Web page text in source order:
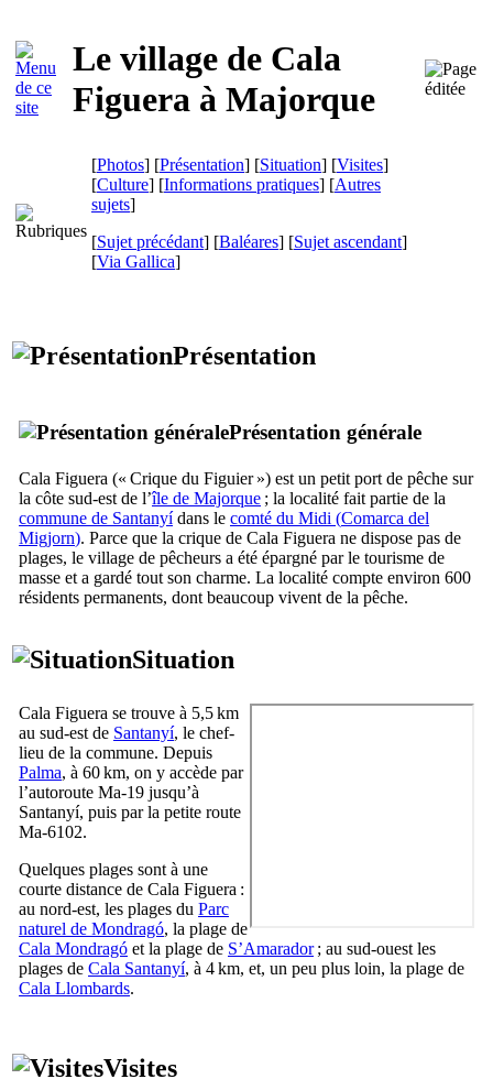
Le village de Cala
Figuera à Majorque
[Photos] [Présentation] [Situation] [Visites]
[Culture] [Informations pratiques] [Autres
sujets]
[Sujet précédant] [Baléares] [Sujet ascendant]
[Via Gallica]
Présentation
Présentation générale
Cala Figuera (« Crique du Figuier ») est un petit port de pêche sur
la côte sud-est de l’île de Majorque ; la localité fait partie de la
commune de Santanyídans le comté du Midi (Comarca del
Migjorn). Parce que la crique de Cala Figuera ne dispose pas de
plages, le village de pêcheurs a été épargné par le tourisme de
masse et a gardé tout son charme. La localité compte environ 600
résidents permanents, dont beaucoup vivent de la pêche.
Situation
Cala Figuera se trouve à 5,5 km
au sud-est de Santanyí, le chef-
lieu de la commune. Depuis
Palma, à 60 km, on y accède par
l’autoroute Ma-19 jusqu’à
Santanyí, puis par la petite route
Ma-6102.
Quelques plages sont à une
courte distance de Cala Figuera :
au nord-est, les plages du Parc
naturel de Mondragó, la plage de
Cala Mondragó et la plage de S’Amarador; au sud-ouest les
plages de Cala Santanyí, à 4 km, et, un peu plus loin, la plage de
Cala Llombards.
Visites